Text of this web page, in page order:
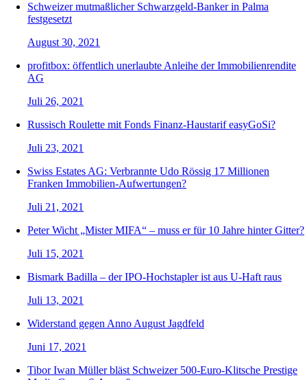
Schweizer mutmaßlicher Schwarzgeld-Banker in Palma
festgesetzt
August 30, 2021
profitbox: öffentlich unerlaubte Anleihe der Immobilienrendite
AG
Juli 26, 2021
Russisch Roulette mit Fonds Finanz-Haustarif easyGoSi?
Juli 23, 2021
Swiss Estates AG: Verbrannte Udo Rössig 17 Millionen
Franken Immobilien-Aufwertungen?
Juli 21, 2021
Peter Wicht „Mister MIFA“ – muss er für 10 Jahre hinter Gitter?
Juli 15, 2021
Bismark Badilla – der IPO-Hochstapler ist aus U-Haft raus
Juli 13, 2021
Widerstand gegen Anno August Jagdfeld
Juni 17, 2021
Tibor Iwan Müller bläst Schweizer 500-Euro-Klitsche Prestige